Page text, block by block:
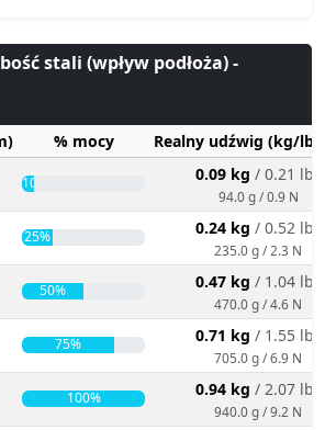
stali (wpływ podłoża) -
% mocy
Realny udźwig (kg/
10% 0.09 kg / 0.21 lbs
94.0 g / 0.9 N
25% 0.24 kg / 0.52 lbs
235.0 g / 2.3 N
50% 0.47 kg / 1.04 lbs
470.0 g / 4.6 N
75% 0.71 kg / 1.55 lbs
705.0 g / 6.9 N
100% 0.94 kg / 2.07 lbs
940.0 g / 9.2 N